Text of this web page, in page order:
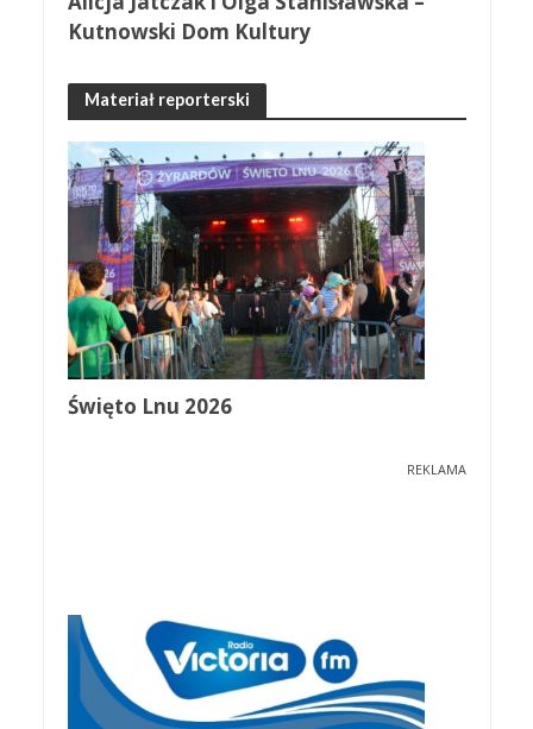
Kutnowski Dom Kultury
Materiał reporterski
Święto Lnu 2026
REKLAMA